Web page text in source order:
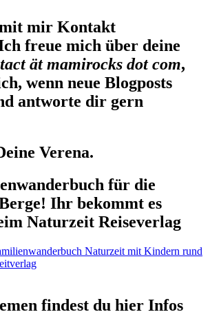
mir Kontakt
freue mich über deine
ät mamirocks dot com,
wenn neue Blogposts
antworte dir gern
Verena.
für die
Ihr bekommt es
Naturzeit Reiseverlag
findest du hier Infos